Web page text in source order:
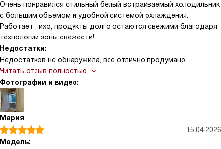
Очень понравился стильный белый встраиваемый холодильник
с большим объемом и удобной системой охлаждения.
Работает тихо, продукты долго остаются свежими благодаря
технологии зоны свежести!
Недостатки:
Недостатков не обнаружила, всё отлично продумано.
Читать отзыв полностью
Фотографии и видео:
Мария
15.04.2026
Модель: